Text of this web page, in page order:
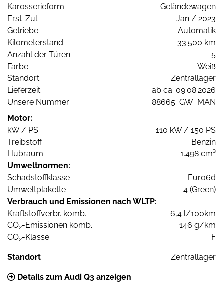
Karosserieform
Geländewagen
Erst-Zul.
Jan / 2023
Getriebe
Automatik
Kilometerstand
33.500 km
Anzahl der Türen
5
Farbe
Weiß
Standort
Zentrallager
Lieferzeit
ab ca. 09.08.2026
Unsere Nummer
88665_GW_MAN
Motor:
kW / PS
110 kW / 150 PS
Treibstoff
Benzin
Hubraum
1.498 cm³
Umweltnormen:
Schadstoffklasse
Euro6d
Umweltplakette
4 (Green)
Verbrauch und Emissionen nach WLTP:
Kraftstoffverbr. komb.
6,4 l/100km
CO2-Emissionen komb.
146 g/km
CO2-Klasse F
Standort Zentrallager
Details zum Audi Q3 anzeigen